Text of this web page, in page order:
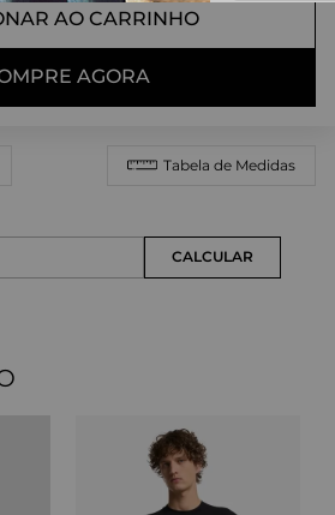
AO CARRINHO
AGORA
Tabela de Medidas